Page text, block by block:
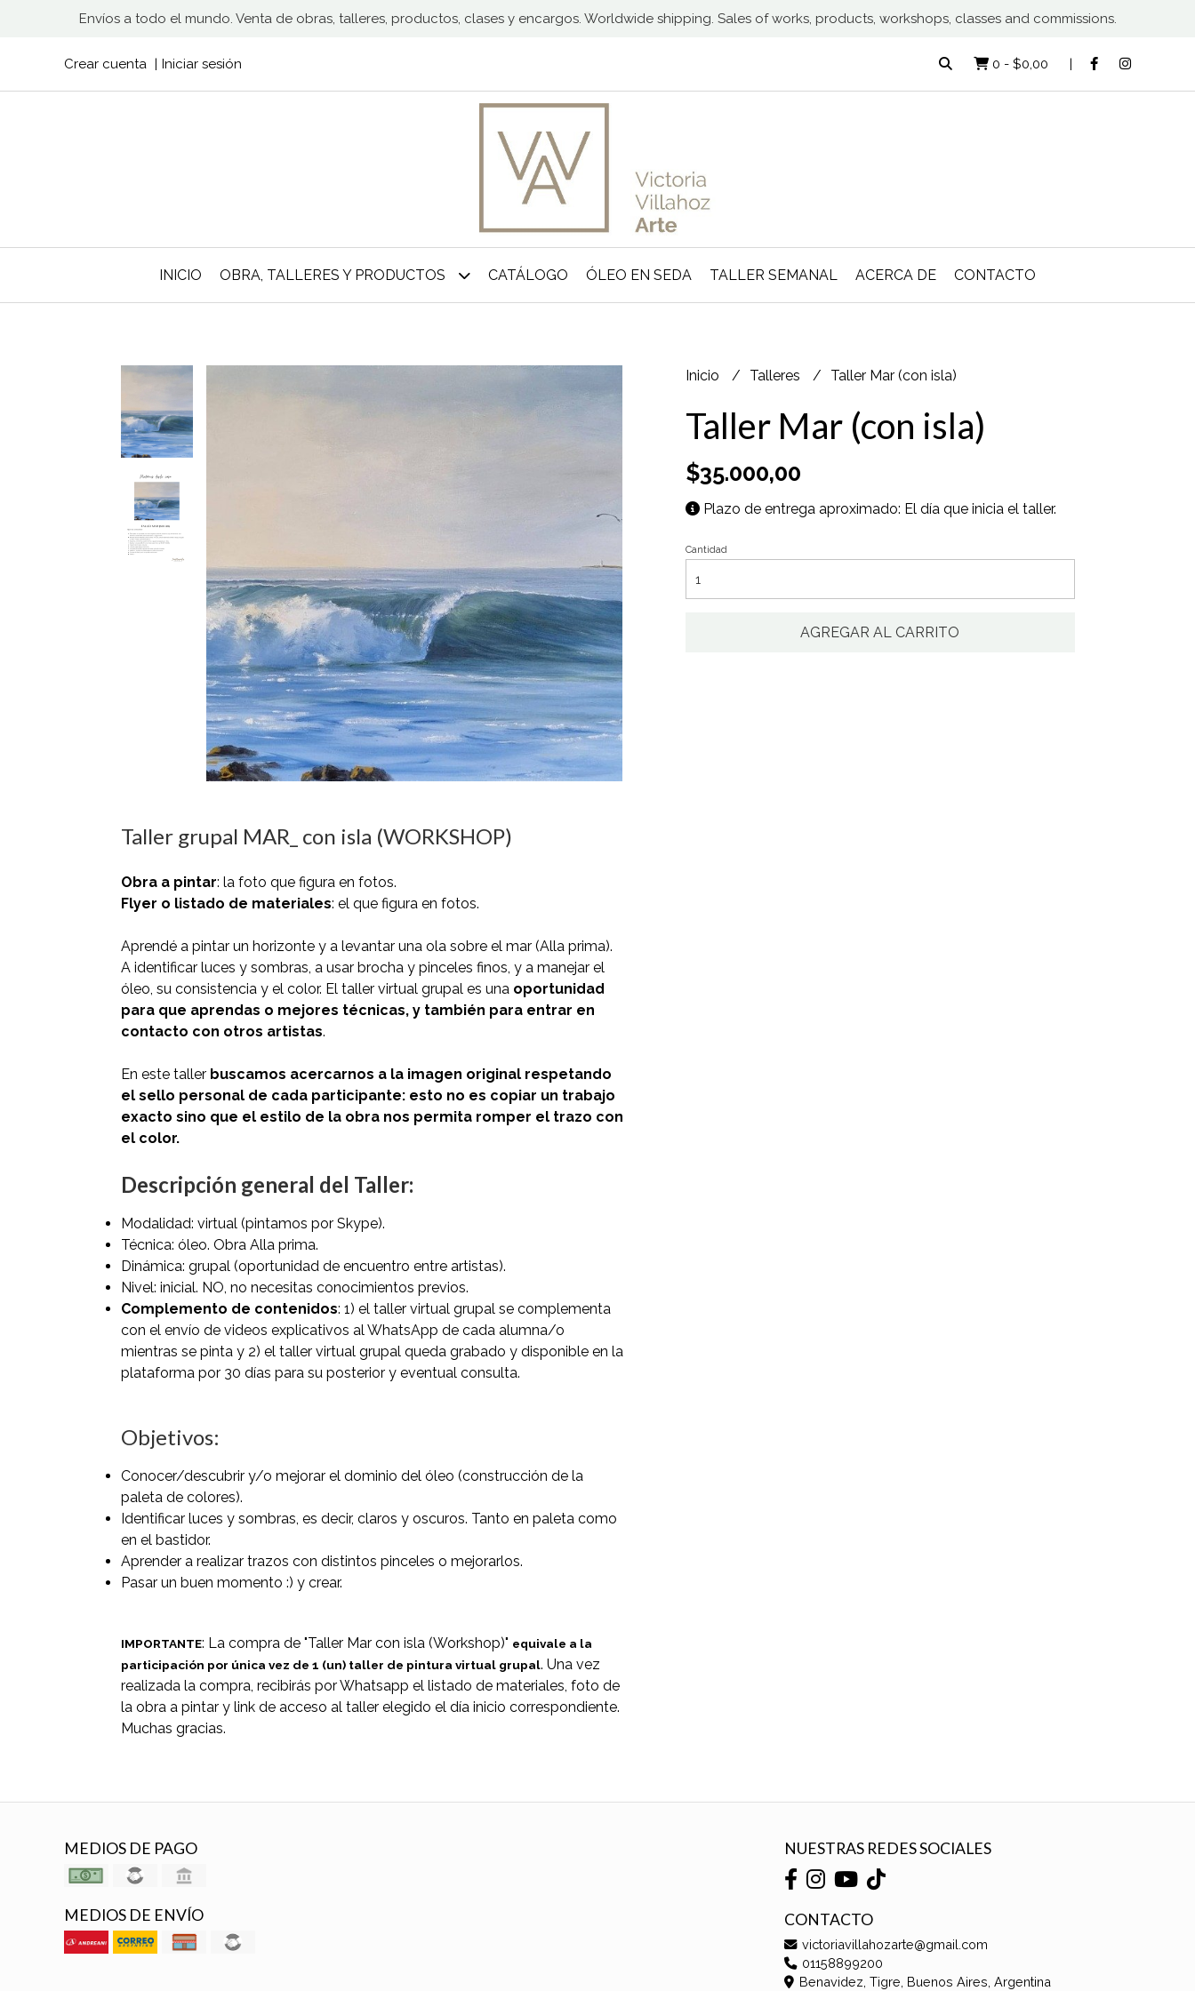
Envíos a todo el mundo. Venta de obras, talleres, productos, clases y encargos. Worldwide shipping. Sales of works, products, workshops, classes and commissions.
Crear cuenta Iniciar sesión 0 - $0,00
INICIO OBRA, TALLERES Y PRODUCTOS CATÁLOGO ÓLEO EN SEDA TALLER SEMANAL ACERCA DE CONTACTO
Taller grupal MAR_ con isla (WORKSHOP)
Obra a pintar: la foto que figura en fotos.
Flyer o listado de materiales: el que figura en fotos.
Aprendé a pintar un horizonte y a levantar una ola sobre el mar (Alla prima).
A identificar luces y sombras, a usar brocha y pinceles finos, y a manejar el
óleo, su consistencia y el color. El taller virtual grupal es una oportunidad
para que aprendas o mejores técnicas, y también para entrar en
contacto con otros artistas.
En este taller buscamos acercarnos a la imagen original respetando
el sello personal de cada participante: esto no es copiar un trabajo
exacto sino que el estilo de la obra nos permita romper el trazo con
el color.
Descripción general del Taller:
Modalidad: virtual (pintamos por Skype).
Técnica: óleo. Obra Alla prima.
Dinámica: grupal (oportunidad de encuentro entre artistas).
Nivel: inicial. NO, no necesitas conocimientos previos.
Complemento de contenidos: 1) el taller virtual grupal se complementa
con el envío de videos explicativos al WhatsApp de cada alumna/o
mientras se pinta y 2) el taller virtual grupal queda grabado y disponible en la
plataforma por 30 días para su posterior y eventual consulta.
Objetivos:
Conocer/descubrir y/o mejorar el dominio del óleo (construcción de la
paleta de colores).
Identificar luces y sombras, es decir, claros y oscuros. Tanto en paleta como
en el bastidor.
Aprender a realizar trazos con distintos pinceles o mejorarlos.
Pasar un buen momento :) y crear.
IMPORTANTE: La compra de "Taller Mar con isla (Workshop)" equivale a la
participación por única vez de 1 (un) taller de pintura virtual grupal. Una vez
realizada la compra, recibirás por Whatsapp el listado de materiales, foto de
la obra a pintar y link de acceso al taller elegido el día inicio correspondiente.
Muchas gracias.
Inicio Talleres Taller Mar (con isla)
Taller Mar (con isla)
$35.000,00
Plazo de entrega aproximado: El día que inicia el taller.
Cantidad
AGREGAR AL CARRITO
MEDIOS DE PAGO
MEDIOS DE ENVÍO
NUESTRAS REDES SOCIALES
CONTACTO
victoriavillahozarte@gmail.com
01158899200
Benavidez, Tigre, Buenos Aires, Argentina